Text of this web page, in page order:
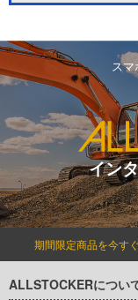
ス
イン
期間限定商品を今す
ALLSTOCKERについ